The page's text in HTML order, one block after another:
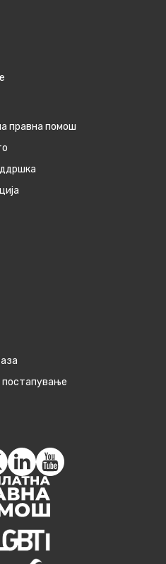
правна помош
постапување